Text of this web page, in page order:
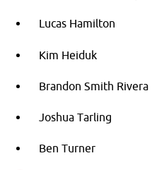
Lucas Hamilton
Kim Heiduk
Brandon Smith Rivera
Joshua Tarling
Ben Turner